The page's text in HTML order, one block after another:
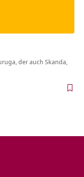
der auch Skanda,